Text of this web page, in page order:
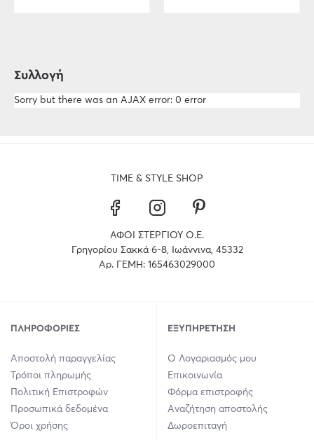
Συλλογή
Sorry but there was an AJAX error: 0 error
TIME & STYLE SHOP
ΑΦΟΙ ΣΤΕΡΓΙΟΥ Ο.Ε.
Γρηγορίου Σακκά 6-8, Ιωάννινα, 45332
Αρ. ΓΕΜΗ: 165463029000
ΠΛΗΡΟΦΟΡΊΕΣ
Αποστολή παραγγελίας
Τρόποι πληρωμής
Πολιτική Επιστροφών
Προσωπικά δεδομένα
Όροι χρήσης
ΕΞΥΠΗΡΈΤΗΣΗ
Ο Λογαριασμός μου
Επικοινωνία
Φόρμα επιστροφής
Αναζήτηση αποστολής
Δωροεπιταγή